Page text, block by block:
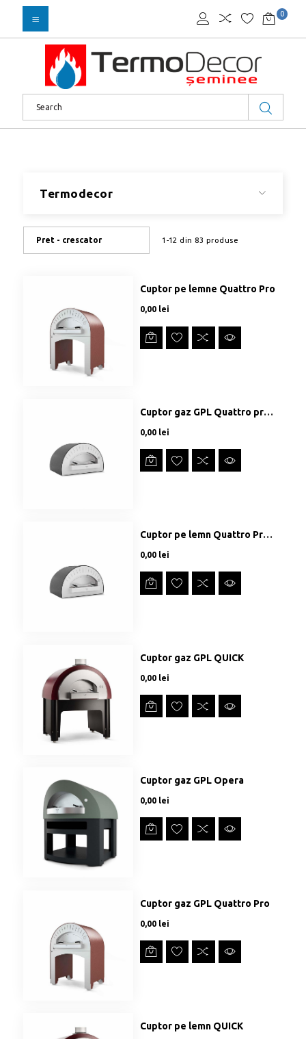
0
Pret - crescator 1-12 din 83 produse
Cuptor pe lemne Quattro Pro
Preț
0,00 lei
Cuptor gaz GPL Quattro pro top
Preț
0,00 lei
Cuptor pe lemn Quattro Pro Top
Preț
0,00 lei
Cuptor gaz GPL QUICK
Preț
0,00 lei
Cuptor gaz GPL Opera
Preț
0,00 lei
Cuptor gaz GPL Quattro Pro
Preț
0,00 lei
Cuptor pe lemn QUICK
Termodecor